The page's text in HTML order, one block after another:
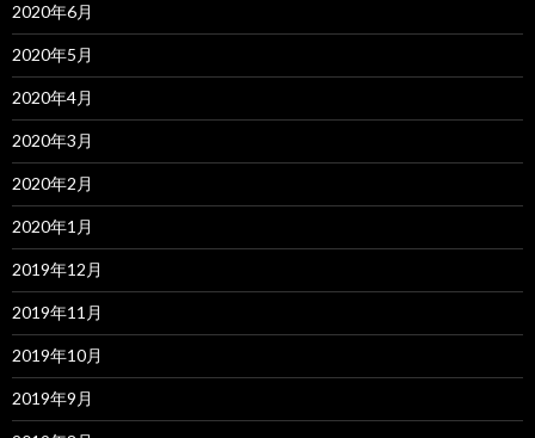
2020年6月
2020年5月
2020年4月
2020年3月
2020年2月
2020年1月
2019年12月
2019年11月
2019年10月
2019年9月